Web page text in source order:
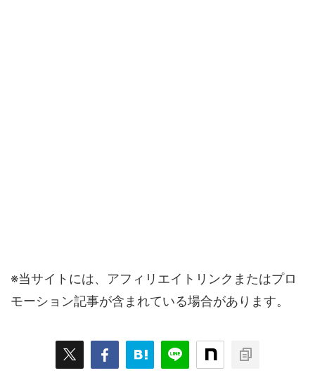
※当サイトには、アフィリエイトリンクまたはプロ
モーション記事が含まれている場合があります。